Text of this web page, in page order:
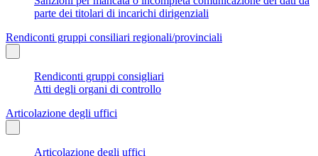
parte dei titolari di incarichi dirigenziali
Rendiconti gruppi consiliari regionali/provinciali
Rendiconti gruppi consigliari
Atti degli organi di controllo
Articolazione degli uffici
Articolazione degli uffici